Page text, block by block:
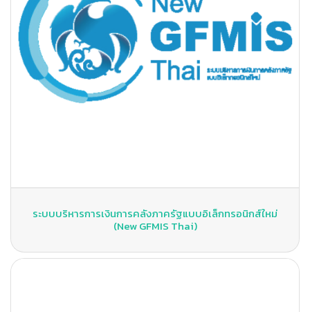
ระบบบริหารการเงินการคลังภาครัฐแบบอิเล็กทรอนิกส์ใหม่
(New GFMIS Thai)